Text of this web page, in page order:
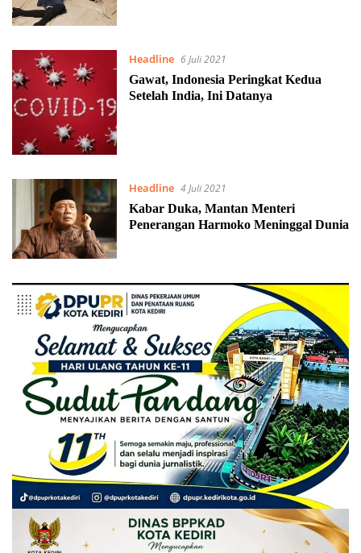
Headline 6 Juli 2021
Gawat, Indonesia Peringkat Kedua
Setelah India, Ini Datanya
Headline 4 Juli 2021
Kabar Duka, Mantan Menteri
Penerangan Harmoko Meninggal Dunia